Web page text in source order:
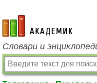
academic.ru
Словари и